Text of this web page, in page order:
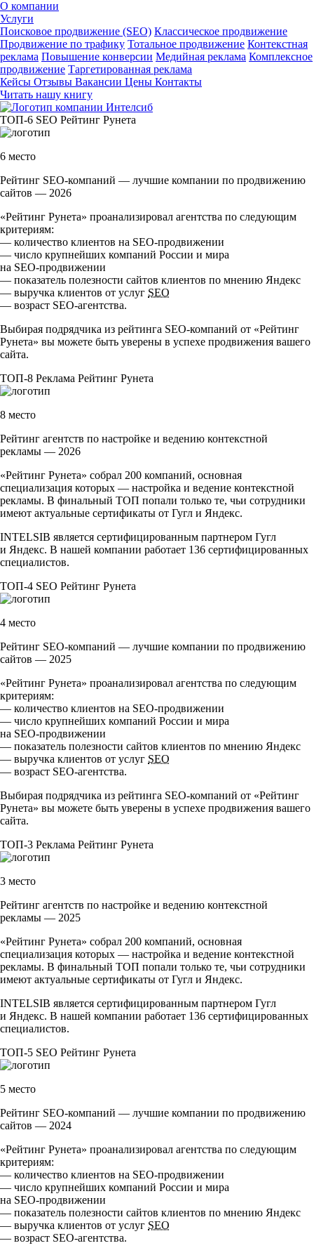
О компании
Услуги
Поисковое продвижение (SEO) Классическое продвижение
Продвижение по трафику Тотальное продвижение Контекстная
реклама Повышение конверсии Медийная реклама Комплексное
продвижение Таргетированная реклама
Кейсы Отзывы Вакансии Цены Контакты
Читать нашу книгу
ТОП-6 SEO Рейтинг Рунета
6 место
Рейтинг SEO-компаний — лучшие компании по продвижению
сайтов — 2026
«Рейтинг Рунета» проанализировал агентства по следующим
критериям:
— количество клиентов на SEO-продвижении
— число крупнейших компаний России и мира
на SEO-продвижении
— показатель полезности сайтов клиентов по мнению Яндекс
— выручка клиентов от услуг SEO
— возраст SEO-агентства.
Выбирая подрядчика из рейтинга SEO-компаний от «Рейтинг
Рунета» вы можете быть уверены в успехе продвижения вашего
сайта.
ТОП-8 Реклама Рейтинг Рунета
8 место
Рейтинг агентств по настройке и ведению контекстной
рекламы — 2026
«Рейтинг Рунета» собрал 200 компаний, основная
специализация которых — настройка и ведение контекстной
рекламы. В финальный ТОП попали только те, чьи сотрудники
имеют актуальные сертификаты от Гугл и Яндекс.
INTELSIB является сертифицированным партнером Гугл
и Яндекс. В нашей компании работает 136 сертифицированных
специалистов.
ТОП-4 SEO Рейтинг Рунета
4 место
Рейтинг SEO-компаний — лучшие компании по продвижению
сайтов — 2025
«Рейтинг Рунета» проанализировал агентства по следующим
критериям:
— количество клиентов на SEO-продвижении
— число крупнейших компаний России и мира
на SEO-продвижении
— показатель полезности сайтов клиентов по мнению Яндекс
— выручка клиентов от услуг SEO
— возраст SEO-агентства.
Выбирая подрядчика из рейтинга SEO-компаний от «Рейтинг
Рунета» вы можете быть уверены в успехе продвижения вашего
сайта.
ТОП-3 Реклама Рейтинг Рунета
3 место
Рейтинг агентств по настройке и ведению контекстной
рекламы — 2025
«Рейтинг Рунета» собрал 200 компаний, основная
специализация которых — настройка и ведение контекстной
рекламы. В финальный ТОП попали только те, чьи сотрудники
имеют актуальные сертификаты от Гугл и Яндекс.
INTELSIB является сертифицированным партнером Гугл
и Яндекс. В нашей компании работает 136 сертифицированных
специалистов.
ТОП-5 SEO Рейтинг Рунета
5 место
Рейтинг SEO-компаний — лучшие компании по продвижению
сайтов — 2024
«Рейтинг Рунета» проанализировал агентства по следующим
критериям:
— количество клиентов на SEO-продвижении
— число крупнейших компаний России и мира
на SEO-продвижении
— показатель полезности сайтов клиентов по мнению Яндекс
— выручка клиентов от услуг SEO
— возраст SEO-агентства.